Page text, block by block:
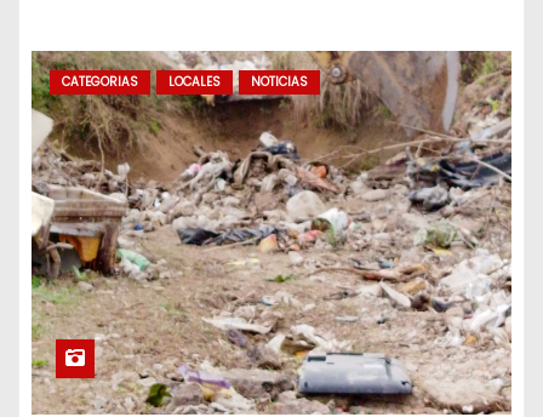
CATEGORIAS LOCALES NOTICIAS